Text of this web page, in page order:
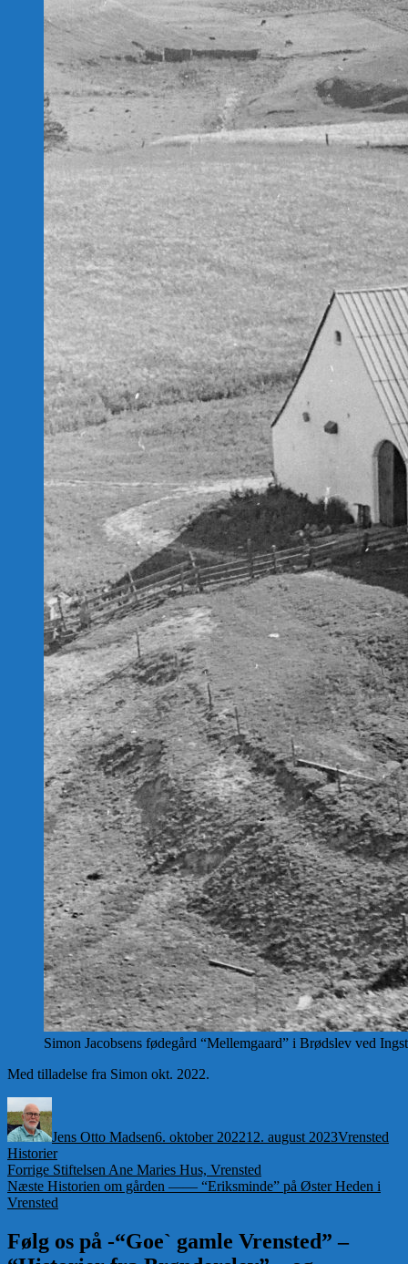
Simon Jacobsens fødegård “Mellemgaard” i Brødslev ved
Med tilladelse fra Simon okt. 2022.
Jens Otto Madsen6. oktober 202212. august 2023Vrensted
Historier
Indlægsnavigation
Forrige Forrige
indlæg:
Stiftelsen Ane Maries Hus, Vrensted
Næste Næste
indlæg:
Historien om gården —— “Eriksminde” på Øster Heden i
Vrensted
Følg os på -“Goe` gamle Vrensted” –